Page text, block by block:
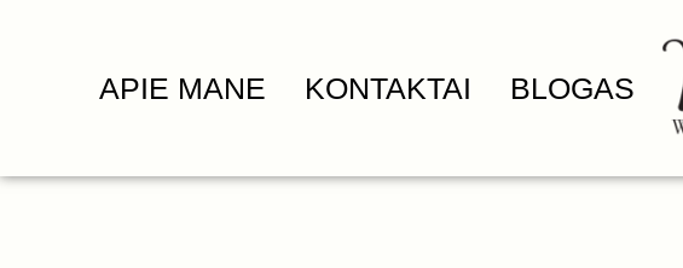
APIE MANE KONTAKTAI BLOGAS